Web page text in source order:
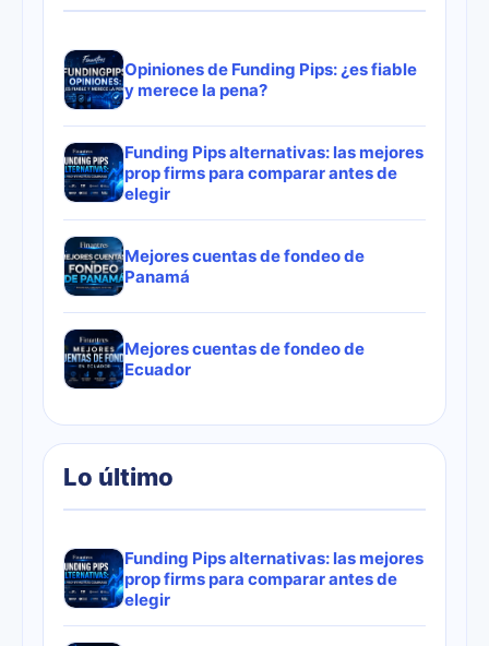
Opiniones de Funding Pips: ¿es fiable
y merece la pena?
Funding Pips alternativas: las mejores
prop firms para comparar antes de
elegir
Mejores cuentas de fondeo de
Panamá
Mejores cuentas de fondeo de
Ecuador
Lo último
Funding Pips alternativas: las mejores
prop firms para comparar antes de
elegir